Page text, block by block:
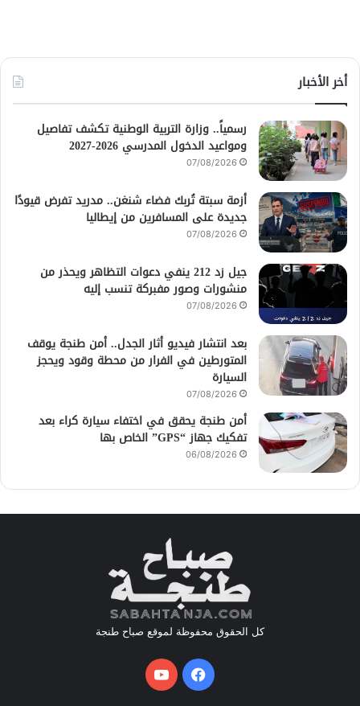
أخر الأخبار
رسمياً.. وزارة التربية الوطنية تكشف تفاصيل
ومواعيد الدخول المدرسي 2026-2027
07/08/2026
أزمة سبتة تُربك فضاء شنغن.. مدريد تفرض قيودًا
جديدة على المسافرين من إيطاليا
07/08/2026
جيل زد 212 ينفي دعوات التظاهر ويحذر من
منشورات وصور مفبركة تنسب إليه
07/08/2026
بعد انتشار فيديو أثار الجدل.. أمن طنجة يوقف
المتورطين في الفرار من محطة وقود ويحجز
السيارة
07/08/2026
أمن طنجة يحقق في اختفاء سيارة كراء بعد
تفكيك جهاز “GPS” الخاص بها
06/08/2026
كل الحقوق محفوظة لموقع صباح طنجة
فيسبوكيوتيوب